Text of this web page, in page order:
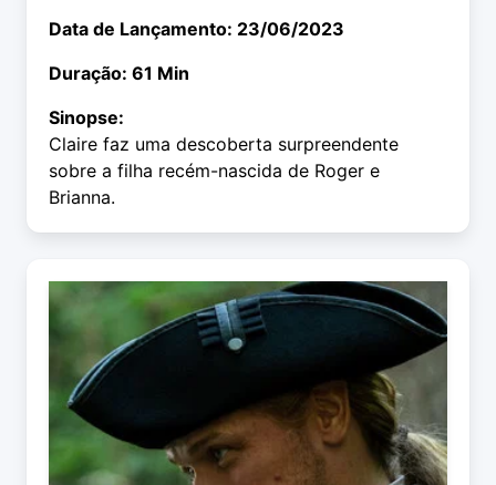
Data de Lançamento: 23/06/2023
Duração: 61 Min
Sinopse:
Claire faz uma descoberta surpreendente
sobre a filha recém-nascida de Roger e
Brianna.